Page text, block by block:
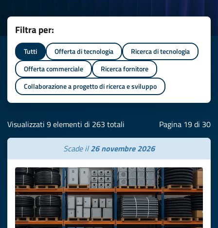
Filtra per:
Tutti Offerta di tecnologia
Ricerca di tecnologia
Offerta commerciale
Ricerca fornitore
Collaborazione a progetto di ricerca e sviluppo
Visualizzati 9 elementi di 263 totali Pagina 19 di 30
Scade il26 novembre 2026